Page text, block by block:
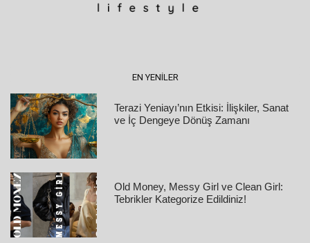
EN YENILER
Terazi Yeniayı’nın Etkisi: İlişkiler, Sanat
ve İç Dengeye Dönüş Zamanı
Old Money, Messy Girl ve Clean Girl:
Tebrikler Kategorize Edildiniz!